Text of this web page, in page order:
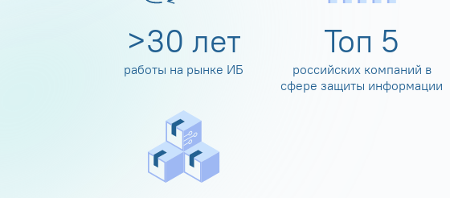
>30 лет
работы на рынке ИБ
Топ 5
российских компаний в
сфере защиты информации